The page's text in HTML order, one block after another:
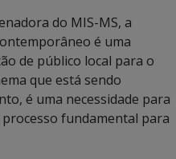
do MIS-MS, a
é uma
de público local para o
que está sendo
é uma necessidade para
fundamental para